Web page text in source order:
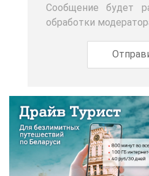
Со­об­ще­ние бу­дет
об­ра­бот­ки